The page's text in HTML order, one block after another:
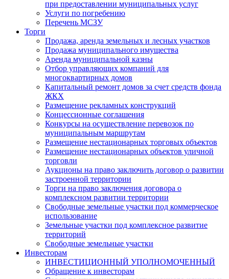
при предоставлении муниципальных услуг
Услуги по погребению
Перечень МСЗУ
Торги
Продажа, аренда земельных и лесных участков
Продажа муниципального имущества
Аренда муниципальной казны
Отбор управляющих компаний для
многоквартирных домов
Капитальный ремонт домов за счет средств фонда
ЖКХ
Размещение рекламных конструкций
Концессионные соглашения
Конкурсы на осуществление перевозок по
муниципальным маршрутам
Размещение нестационарных торговых объектов
Размещение нестационарных объектов уличной
торговли
Аукционы на право заключить договор о развитии
застроенной территории
Торги на право заключения договора о
комплексном развитии территории
Свободные земельные участки под коммерческое
использование
Земельные участки под комплексное развитие
территорий
Свободные земельные участки
Инвесторам
ИНВЕСТИЦИОННЫЙ УПОЛНОМОЧЕННЫЙ
Обращение к инвесторам